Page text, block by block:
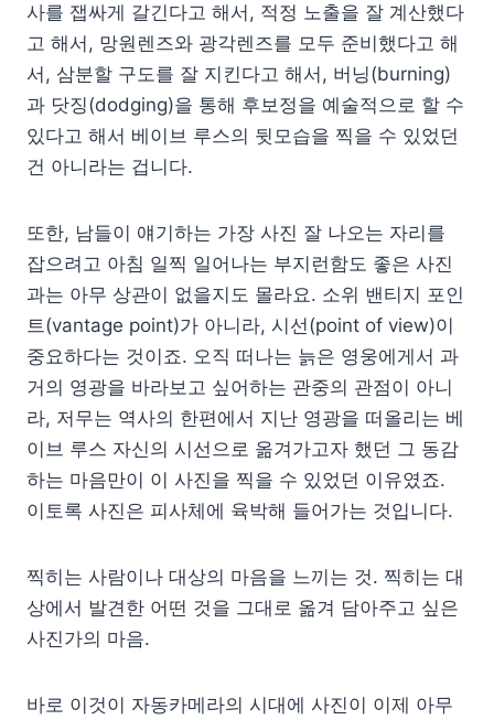
사를 잽싸게 갈긴다고 해서, 적정 노출을 잘 계산했다
고 해서, 망원렌즈와 광각렌즈를 모두 준비했다고 해
서, 삼분할 구도를 잘 지킨다고 해서, 버닝(burning)
과 닷징(dodging)을 통해 후보정을 예술적으로 할 수
있다고 해서 베이브 루스의 뒷모습을 찍을 수 있었던
건 아니라는 겁니다.
또한, 남들이 얘기하는 가장 사진 잘 나오는 자리를
잡으려고 아침 일찍 일어나는 부지런함도 좋은 사진
과는 아무 상관이 없을지도 몰라요. 소위 밴티지 포인
트(vantage point)가 아니라, 시선(point of view)이
중요하다는 것이죠. 오직 떠나는 늙은 영웅에게서 과
거의 영광을 바라보고 싶어하는 관중의 관점이 아니
라, 저무는 역사의 한편에서 지난 영광을 떠올리는 베
이브 루스 자신의 시선으로 옮겨가고자 했던 그 동감
하는 마음만이 이 사진을 찍을 수 있었던 이유였죠.
이토록 사진은 피사체에 육박해 들어가는 것입니다.
찍히는 사람이나 대상의 마음을 느끼는 것. 찍히는 대
상에서 발견한 어떤 것을 그대로 옮겨 담아주고 싶은
사진가의 마음.
바로 이것이 자동카메라의 시대에 사진이 이제 아무